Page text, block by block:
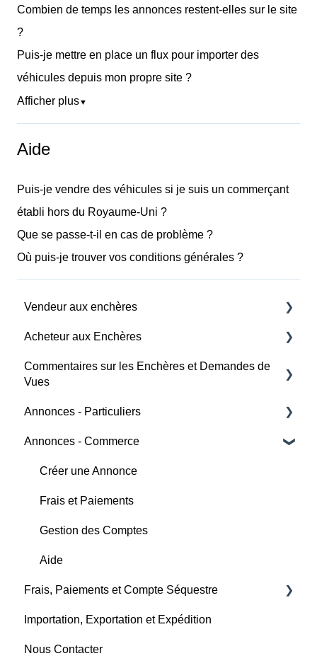
Combien de temps les annonces restent-elles sur le site
?
Puis-je mettre en place un flux pour importer des
véhicules depuis mon propre site ?
Afficher plus▼
Aide
Puis-je vendre des véhicules si je suis un commerçant
établi hors du Royaume-Uni ?
Que se passe-t-il en cas de problème ?
Où puis-je trouver vos conditions générales ?
Vendeur aux enchères
Frais et Paiements
Horaires des Enchères
Acheteur aux Enchères
Enchère
Commentaires sur les Enchères et Demandes de
Vues
Aide
Annonces - Particuliers
Acheteur
Vendeur
Aide
Annonces - Commerce
Créer une Annonce
Frais et Paiements
Gestion des Comptes
Aide
Frais, Paiements et Compte Séquestre
Aide
Importation, Exportation et Expédition
Nous Contacter